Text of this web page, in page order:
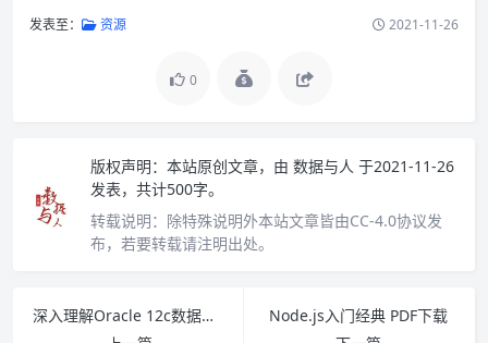
发表至： 资源 2021-11-26
0
版权声明： 本站原创文章，由 数据与人 于2021-11-26
发表，共计500字。
转载说明： 除特殊说明外本站文章皆由CC-4.0协议发
布，若要转载请注明出处。
深入理解Oracle 12c数据库管理（第2版）PDF下载
Node.js入门经典 PDF下载